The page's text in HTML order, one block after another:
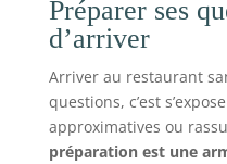
Préparer ses
d’arriver
Arriver au restaurant
questions, c’est
approximatives ou
préparation est une